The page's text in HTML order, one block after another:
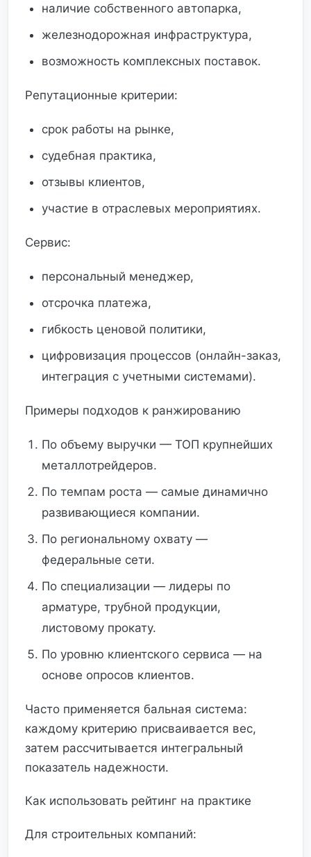
наличие собственного автопарка,
железнодорожная инфраструктура,
возможность комплексных поставок.
Репутационные критерии:
срок работы на рынке,
судебная практика,
отзывы клиентов,
участие в отраслевых мероприятиях.
Сервис:
персональный менеджер,
отсрочка платежа,
гибкость ценовой политики,
цифровизация процессов (онлайн-заказ,
интеграция с учетными системами).
Примеры подходов к ранжированию
По объему выручки — ТОП крупнейших
металлотрейдеров.
По темпам роста — самые динамично
развивающиеся компании.
По региональному охвату —
федеральные сети.
По специализации — лидеры по
арматуре, трубной продукции,
листовому прокату.
По уровню клиентского сервиса — на
основе опросов клиентов.
Часто применяется бальная система:
каждому критерию присваивается вес,
затем рассчитывается интегральный
показатель надежности.
Как использовать рейтинг на практике
Для строительных компаний: